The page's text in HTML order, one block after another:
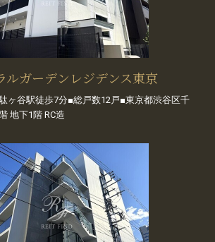
ルガーデンレジデンス東京
ヶ谷駅徒歩7分■総戸数12戸■東京都渋谷区千
地下1階 RC造